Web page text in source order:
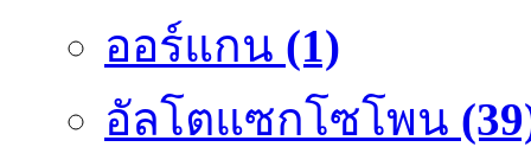
ออร์แกน (1)
อัลโตแซกโซโพน